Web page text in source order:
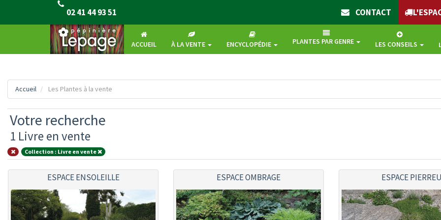
Ce site utilise Google Analytics. En continuant Ã naviguer, vous nous autorisez Ã déposer un cookie Ã des fins de mesure
02 41 44 93 51 CONTACT
ACCUEIL À LA VENTE ENCYCLOPÉDIE PLANTES PAR GENRE LES CONSEILS
Accueil Les Plantes à la vente
Votre recherche
1 Livre en vente
Collection : Livre en vente
ESPACE ENSOLEILLE ESPACE OMBRAGE ESPACE